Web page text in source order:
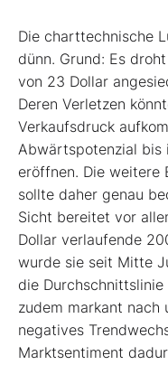
Die charttechnische
dünn. Grund: Es
von 23 Dollar
Deren Verletzen
Verkaufsdruck
Abwärtspotenzial bis
eröffnen. Die weitere
sollte daher genau
Sicht bereitet vor
Dollar verlaufende
wurde sie seit Mitte
die Durchschnittslinie
zudem markant nach
negatives
Marktsentiment